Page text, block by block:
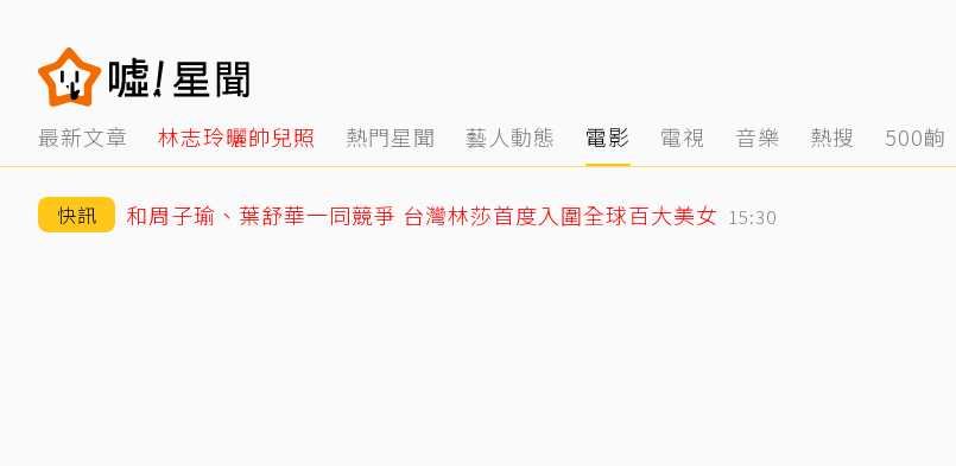
最新文章 林志玲曬帥兒照 熱門星聞 藝人動態 電影 電視 音樂 熱搜 500齣
快訊 和周子瑜、葉舒華一同競爭 台灣林莎首度入圍全球百大美女 15:30